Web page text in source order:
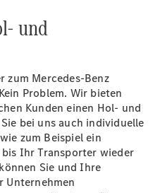
und
zum Mercedes-Benz
Problem. Wir bieten
Kunden einen Hol- und
bei uns auch individuelle
zum Beispiel ein
Ihr Transporter wieder
Sie und Ihre
Unternehmen